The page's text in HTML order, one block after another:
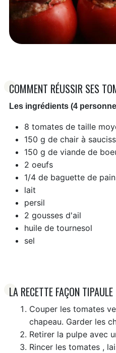
COMMENT RÉUSSIR SES
Les ingrédients (4
8 tomates de taille
150 g de chair à
150 g de viande de
2 oeufs
1/4 de baguette de
lait
persil
2 gousses d'ail
huile de tournesol
sel
LA RECETTE FAÇON TIPAULE
Couper les tomates
chapeau. Garder les
Retirer la pulpe avec
Rincer les tomates ,